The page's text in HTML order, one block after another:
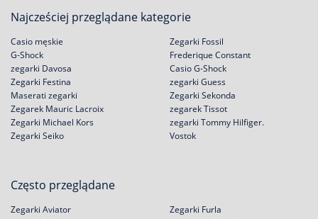
Najcześciej przeglądane kategorie
Casio męskie
G-Shock
zegarki Davosa
Zegarki Festina
Zegarki Fossil
Frederique Constant
Casio G-Shock
zegarki Guess
Maserati zegarki
Zegarek Mauric Lacroix
Zegarki Michael Kors
Zegarki Seiko
Zegarki Sekonda
zegarek Tissot
zegarki Tommy Hilfiger.
Vostok
Często przeglądane
Zegarki Aviator
Zegarki Furla